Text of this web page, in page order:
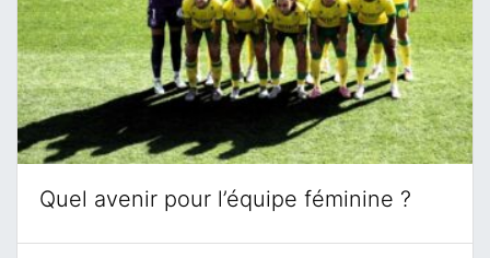
Quel avenir pour l’équipe féminine ?